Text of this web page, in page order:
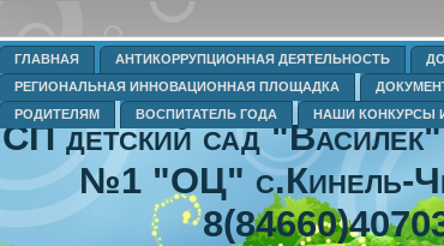
ГЛАВНАЯ АНТИКОРРУПЦИОННАЯ ДЕЯТЕЛЬНОСТЬ
РЕГИОНАЛЬНАЯ ИННОВАЦИОННАЯ ПЛОЩАДКА
РОДИТЕЛЯМ
ВОСПИТАТЕЛЬ ГОДА НАШИ КОНКУРСЫ
СП детский сад
№1 "ОЦ" с.Кинель-